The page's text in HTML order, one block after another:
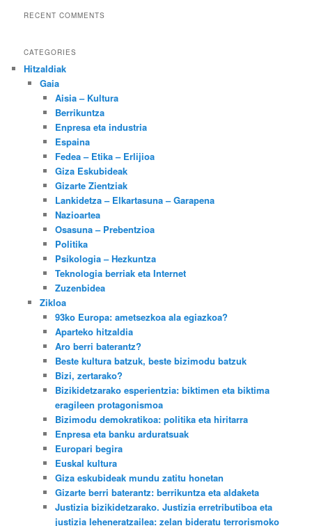
RECENT COMMENTS
CATEGORIES
Hitzaldiak
Gaia
Aisia – Kultura
Berrikuntza
Enpresa eta industria
Espaina
Fedea – Etika – Erlijioa
Giza Eskubideak
Gizarte Zientziak
Lankidetza – Elkartasuna – Garapena
Nazioartea
Osasuna – Prebentzioa
Politika
Psikologia – Hezkuntza
Teknologia berriak eta Internet
Zuzenbidea
Zikloa
93ko Europa: ametsezkoa ala egiazkoa?
Aparteko hitzaldia
Aro berri baterantz?
Beste kultura batzuk, beste bizimodu batzuk
Bizi, zertarako?
Bizikidetzarako esperientzia: biktimen eta biktima
eragileen protagonismoa
Bizimodu demokratikoa: politika eta hiritarra
Enpresa eta banku arduratsuak
Europari begira
Euskal kultura
Giza eskubideak mundu zatitu honetan
Gizarte berri baterantz: berrikuntza eta aldaketa
Justizia bizikidetzarako. Justizia erretributiboa eta
justizia leheneratzailea: zelan bideratu terrorismoko